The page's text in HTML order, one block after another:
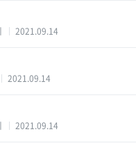
2021.09.14
2021.09.14
2021.09.14